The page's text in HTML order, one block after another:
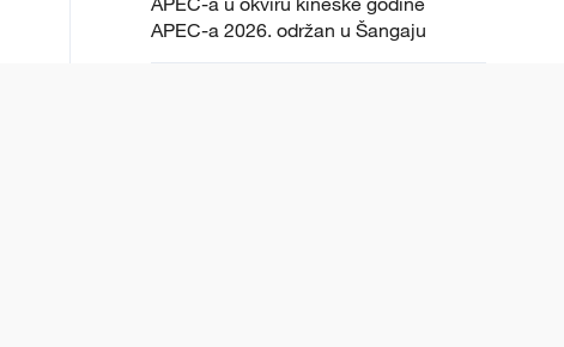
APEC-a 2026. održan u Šangaju